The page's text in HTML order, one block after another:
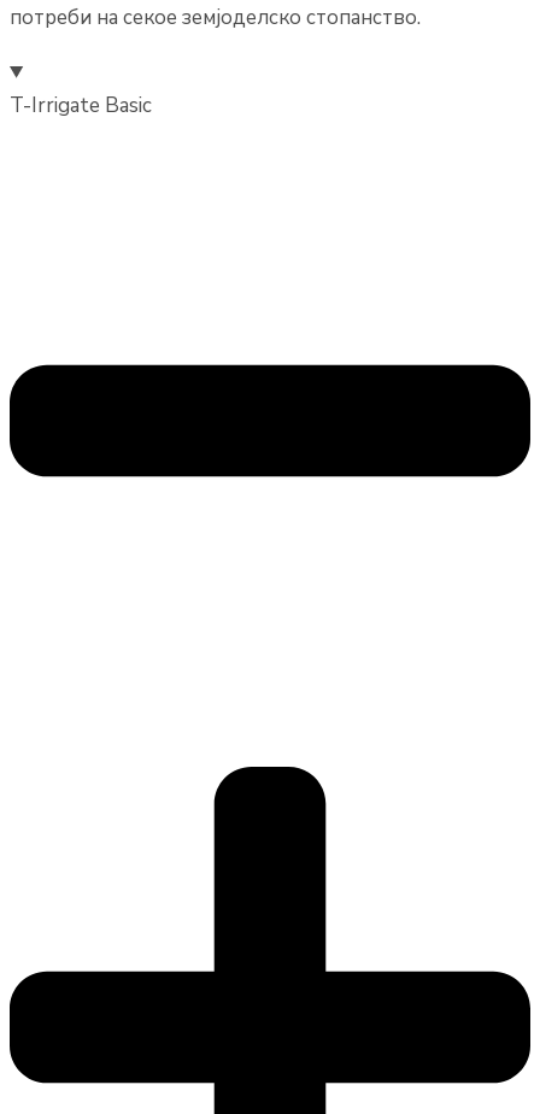
потреби на секое земјоделско стопанство.
T-Irrigate Basic